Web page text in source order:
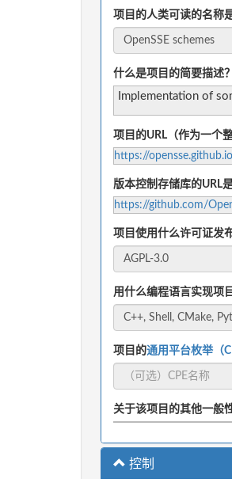
项目的人类可读的名称
什么是项目的简要描述？
Implementation of
项目的URL（作为一个
https://opensse.github.io
版本控制存储库的URL
https://github.com/
项目使用什么许可证发布
用什么编程语言实现项目
项目的通用平台枚举（
关于该项目的其他一般
控制